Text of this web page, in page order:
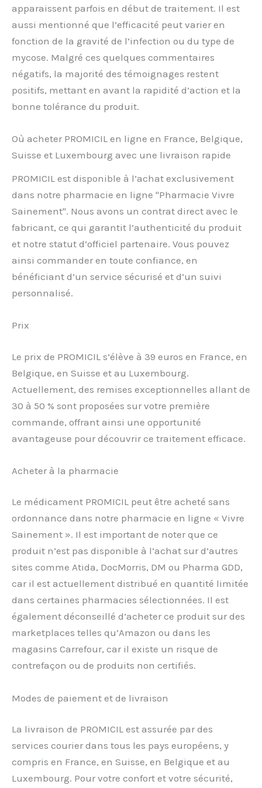
apparaissent parfois en début de traitement. Il est
aussi mentionné que l’efficacité peut varier en
fonction de la gravité de l’infection ou du type de
mycose. Malgré ces quelques commentaires
négatifs, la majorité des témoignages restent
positifs, mettant en avant la rapidité d’action et la
bonne tolérance du produit.
Où acheter PROMICIL en ligne en France, Belgique,
Suisse et Luxembourg avec une livraison rapide
PROMICIL est disponible à l’achat exclusivement
dans notre pharmacie en ligne "Pharmacie Vivre
Sainement". Nous avons un contrat direct avec le
fabricant, ce qui garantit l’authenticité du produit
et notre statut d’officiel partenaire. Vous pouvez
ainsi commander en toute confiance, en
bénéficiant d’un service sécurisé et d’un suivi
personnalisé.
Prix
Le prix de PROMICIL s’élève à 39 euros en France, en
Belgique, en Suisse et au Luxembourg.
Actuellement, des remises exceptionnelles allant de
30 à 50 % sont proposées sur votre première
commande, offrant ainsi une opportunité
avantageuse pour découvrir ce traitement efficace.
Acheter à la pharmacie
Le médicament PROMICIL peut être acheté sans
ordonnance dans notre pharmacie en ligne « Vivre
Sainement ». Il est important de noter que ce
produit n’est pas disponible à l’achat sur d’autres
sites comme Atida, DocMorris, DM ou Pharma GDD,
car il est actuellement distribué en quantité limitée
dans certaines pharmacies sélectionnées. Il est
également déconseillé d’acheter ce produit sur des
marketplaces telles qu’Amazon ou dans les
magasins Carrefour, car il existe un risque de
contrefaçon ou de produits non certifiés.
Modes de paiement et de livraison
La livraison de PROMICIL est assurée par des
services courier dans tous les pays européens, y
compris en France, en Suisse, en Belgique et au
Luxembourg. Pour votre confort et votre sécurité,